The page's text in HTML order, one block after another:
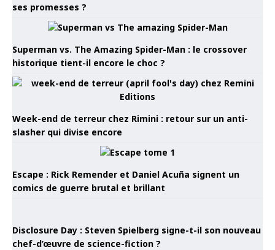
ses promesses ?
Superman vs. The Amazing Spider-Man : le crossover
historique tient-il encore le choc ?
Week-end de terreur chez Rimini : retour sur un anti-
slasher qui divise encore
Escape : Rick Remender et Daniel Acuña signent un
comics de guerre brutal et brillant
Disclosure Day : Steven Spielberg signe-t-il son nouveau
chef-d’œuvre de science-fiction ?